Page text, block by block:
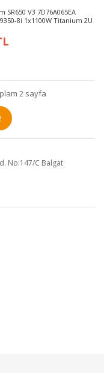
SR650 V3 7D76A065EA
8i 1x1100W Titanium 2U
2 sayfa
No:147/C Balgat